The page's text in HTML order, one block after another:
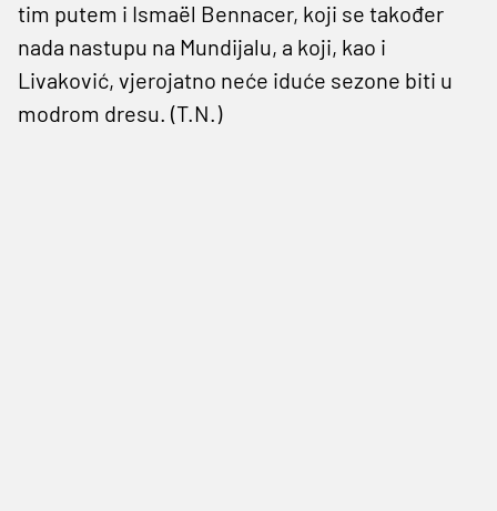
tim putem i Ismaël Bennacer, koji se također
nada nastupu na Mundijalu, a koji, kao i
Livaković, vjerojatno neće iduće sezone biti u
modrom dresu. (T.N.)